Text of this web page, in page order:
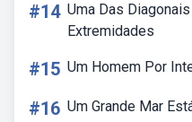
#14 Uma Das
Extremidades
#15 Um Homem Por
#16 Um Grande Mar